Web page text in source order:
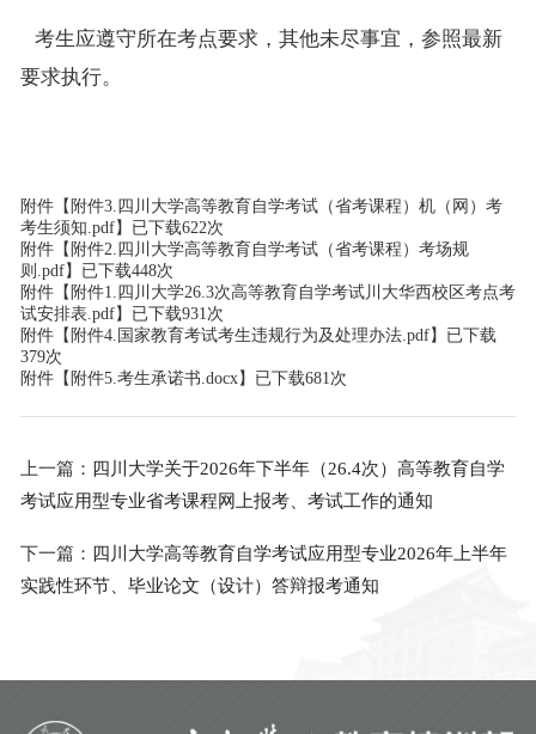
考生应遵守所在考点要求，其他未尽事宜，参照最新
要求执行。
附件【 附件3.四川大学高等教育自学考试（省考课程）机（网）考
考生须知.pdf】已下载622次
附件【 附件2.四川大学高等教育自学考试（省考课程）考场规
则.pdf】已下载448次
附件【 附件1.四川大学26.3次高等教育自学考试川大华西校区考点考
试安排表.pdf】已下载931次
附件【 附件4.国家教育考试考生违规行为及处理办法.pdf】已下载
379次
附件【 附件5.考生承诺书.docx】已下载681次
上一篇： 四川大学关于2026年下半年（26.4次）高等教育自学
考试应用型专业省考课程网上报考、考试工作的通知
下一篇： 四川大学高等教育自学考试应用型专业2026年上半年
实践性环节、毕业论文（设计）答辩报考通知